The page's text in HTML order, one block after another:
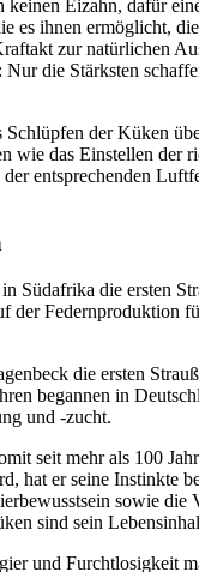
keinen Eizahn, dafür
es ihnen ermöglicht,
zur natürlichen
Nur die Stärksten
der Küken
wie das Einstellen der
entsprechenden
Südafrika die ersten
der Federnproduktion
die ersten
begannen in
und -zucht.
seit mehr als 100
hat er seine Instinkte
sowie die
sind sein
und Furchtlosigkeit